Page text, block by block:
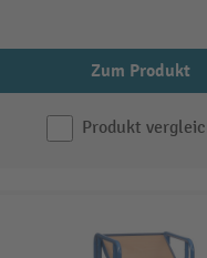
Zum Produkt
Produkt